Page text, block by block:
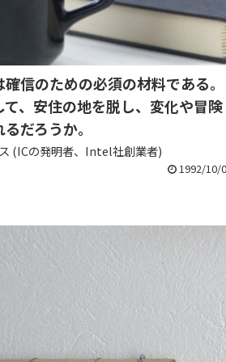
信のための必須の材料である。
て、安住の地を脱し、変化や冒険
だろうか。
(ICの発明者、Intel社創業者)
1992/10/